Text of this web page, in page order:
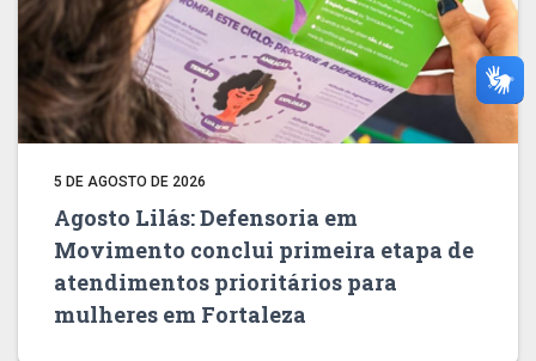
5 DE AGOSTO DE 2026
Agosto Lilás: Defensoria em
Movimento conclui primeira etapa de
atendimentos prioritários para
mulheres em Fortaleza